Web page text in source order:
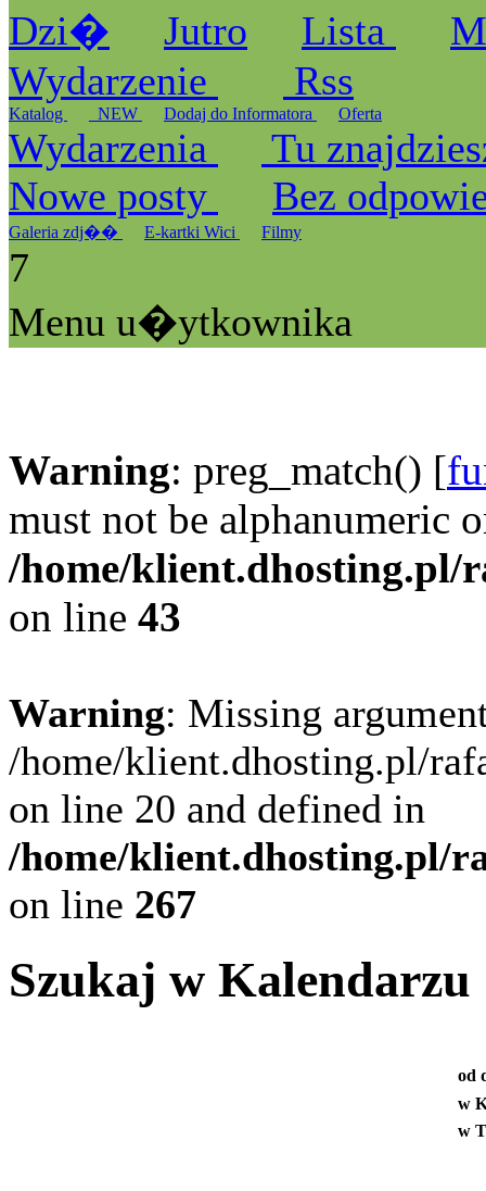
Dzi�
Jutro Lista
Wydarzenie
Rss
Katalog _NEW Dodaj do Informatora Oferta
Wydarzenia
Tu
Nowe posty
Bez
Galeria zdj�� E-kartki Wici Filmy
7
Menu u�ytkownika
Warning: preg_match() [
must not be alphanumeric
/home/klient.dhosting.pl/
on line 43
Warning: Missing
/home/klient.dhosting.pl/
on line 20 and defined in
/home/klient.dhosting.pl/
on line 267
Szukaj w Kalendarzu
od
w
w